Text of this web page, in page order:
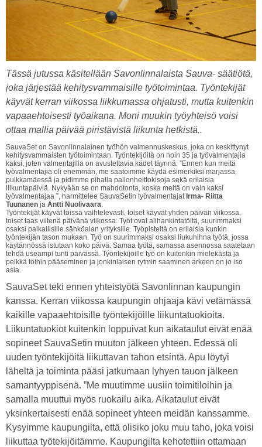
Tässä jutussa käsitellään Savonlinnalaista Sauva- säätiötä,
joka järjestää kehitysvammaisille työtoimintaa. Työntekijät
käyvät kerran viikossa liikkumassa ohjatusti, mutta kuitenkin
vapaaehtoisesti työaikana. Moni muukin työyhteisö voisi
ottaa mallia päivää piristävistä liikunta hetkistä..
SauvaSet on Savonlinnalainen työhön valmennuskeskus, joka on keskittynyt
kehitysvammaisten työtoimintaan. Työntekijöitä on noin 35 ja työvalmentajia
kaksi, joten valmentajilla on avustettavia kädet täynnä. ”Ennen kun meitä
työvalmentajia oli enemmän, me saatoimme käydä esimerkiksi marjassa,
pulkkamäessä ja pidimme pihalla pallonheittokisoja sekä erilaisia
liikuntapäiviä. Nykyään se on mahdotonta, koska meitä on vain kaksi
työvalmentajaa ”, harmittelee SauvaSetin työvalmentajat Irma- Riitta
Tuunanen ja Antti Nuolivaara
Työntekijät käyvät töissä vaihtelevasti, toiset käyvät yhden päivän viikossa,
toiset taas viitenä päivänä viikossa. Työt ovat alihankintatöitä, suurimmaksi
osaksi paikallisille sähköalan yrityksille. Työpisteitä on erilaisia kunkin
työntekijän tason mukaan. Työ on suurimmaksi osaksi liukuhihna työtä, jossa
käytännössä istutaan koko päivä. Samaa työtä, samassa asennossa saatetaan
tehdä useampi tunti päivässä. Työntekijöille työ on kuitenkin mielekästä ja
pelkkä töihin pääseminen ja jonkinlaisen rytmin saaminen arkeen on jo iso
asia.
SauvaSet teki ennen yhteistyötä Savonlinnan kaupungin
kanssa. Kerran viikossa kaupungin ohjaaja kävi vetämässä
kaikille vapaaehtoisille työntekijöille liikuntatuokioita.
Liikuntatuokiot kuitenkin loppuivat kun aikataulut eivät enää
sopineet SauvaSetin muuton jälkeen yhteen. Edessä oli
uuden työntekijöitä liikuttavan tahon etsintä. Apu löytyi
läheltä ja toiminta pääsi jatkumaan lyhyen tauon jälkeen
samantyyppisenä. ”Me muutimme uusiin toimitiloihin ja
samalla muuttui myös ruokailu aika. Aikataulut eivät
yksinkertaisesti enää sopineet yhteen meidän kanssamme.
Kysyimme kaupungilta, että olisiko joku muu taho, joka voisi
liikuttaa työtekijöitämme. Kaupungilta kehotettiin ottamaan